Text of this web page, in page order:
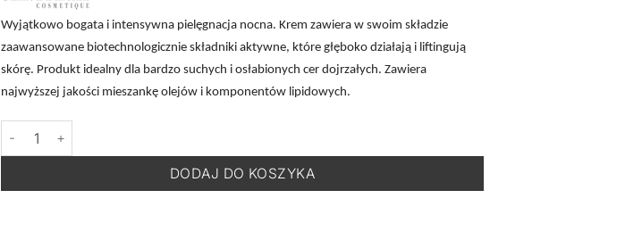
Wyjątkowo bogata i intensywna pielęgnacja nocna. Krem zawiera w swoim składzie
zaawansowane biotechnologicznie składniki aktywne, które głęboko działają i liftingują
skórę. Produkt idealny dla bardzo suchych i osłabionych cer dojrzałych. Zawiera
najwyższej jakości mieszankę olejów i komponentów lipidowych.
ilość JEAN D'ARCEL Multibalance Creme Riche Anti-Age - Krem Przeciwzmarszczkowy na Noc do Skóry
DODAJ DO KOSZYKA